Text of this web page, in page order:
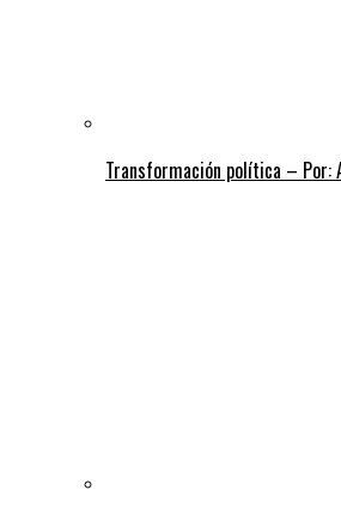
Transformación política – Por: